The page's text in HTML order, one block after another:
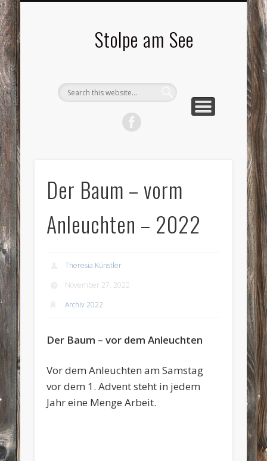
Stolpe am See
Der Baum – vorm
Anleuchten – 2022
Theresia Künstler
November 27, 2022
Archiv 2022
Der Baum – vor dem Anleuchten
Vor dem Anleuchten am Samstag
vor dem 1. Advent steht in jedem
Jahr eine Menge Arbeit.